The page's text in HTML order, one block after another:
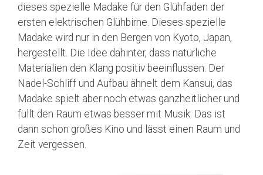
dieses spezielle Madake für den Glühfaden der
ersten elektrischen Glühbirne. Dieses spezielle
Madake wird nur in den Bergen von Kyoto, Japan,
hergestellt. Die Idee dahinter, dass natürliche
Materialien den Klang positiv beeinflussen. Der
Nadel-Schliff und Aufbau ähnelt dem Kansui, das
Madake spielt aber noch etwas ganzheitlicher und
füllt den Raum etwas besser mit Musik. Das ist
dann schon großes Kino und lässt einen Raum und
Zeit vergessen.